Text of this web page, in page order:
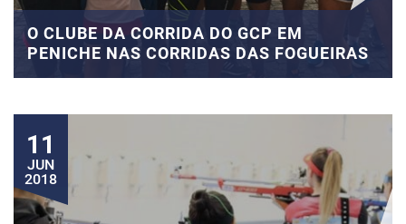
O CLUBE DA CORRIDA DO GCP EM
PENICHE NAS CORRIDAS DAS FOGUEIRAS
11
JUN
2018